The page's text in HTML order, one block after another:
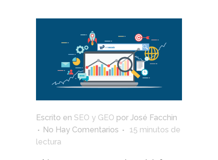
Escrito en SEO y GEO por José Facchin
No Hay Comentarios
15 minutos de
lectura